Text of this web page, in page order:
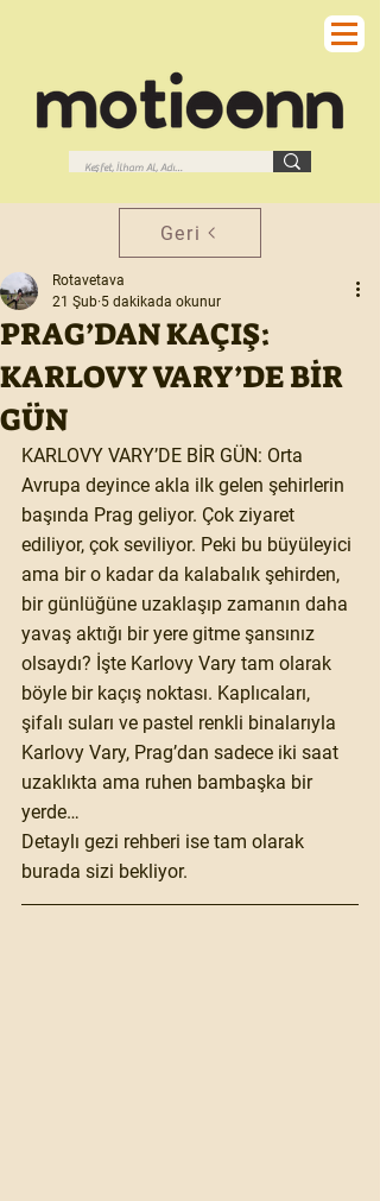
Geri
PRAG’DAN KAÇIŞ:
KARLOVY VARY’DE BİR
GÜN
Rotavetava
21 Şub 5 dakikada okunur
KARLOVY VARY’DE BİR GÜN: Orta
Avrupa deyince akla ilk gelen şehirlerin
başında Prag geliyor. Çok ziyaret
ediliyor, çok seviliyor. Peki bu büyüleyici
ama bir o kadar da kalabalık şehirden,
bir günlüğüne uzaklaşıp zamanın daha
yavaş aktığı bir yere gitme şansınız
olsaydı? İşte Karlovy Vary tam olarak
böyle bir kaçış noktası. Kaplıcaları,
şifalı suları ve pastel renkli binalarıyla
Karlovy Vary, Prag’dan sadece iki saat
uzaklıkta ama ruhen bambaşka bir
yerde…
Detaylı gezi rehberi ise tam olarak
burada sizi bekliyor.